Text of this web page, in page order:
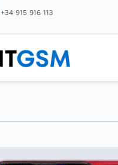
+34 915 916 113